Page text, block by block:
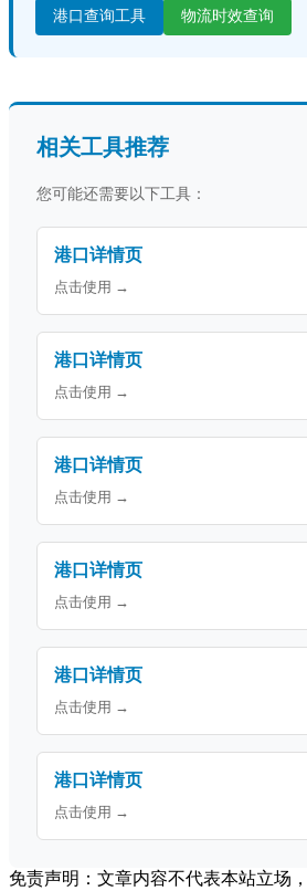
港口查询工具 物流时效查询
相关工具推荐
您可能还需要以下工具：
港口详情页
点击使用 →
港口详情页
点击使用 →
港口详情页
点击使用 →
港口详情页
点击使用 →
港口详情页
点击使用 →
港口详情页
点击使用 →
免责声明：文章内容不代表本站立场